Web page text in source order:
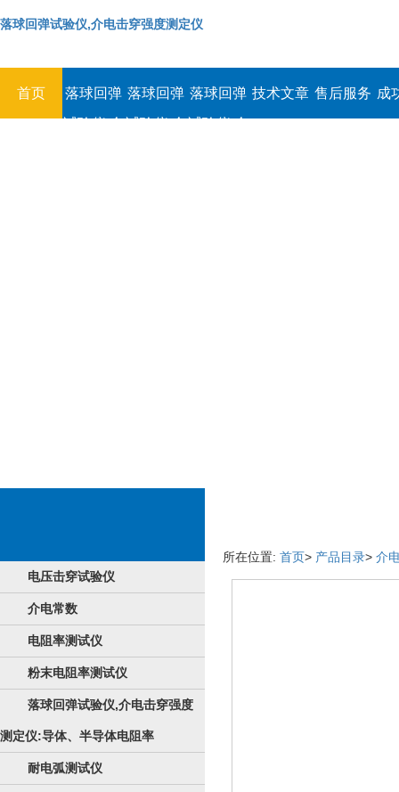
落球回弹试验仪,介电击穿强度测定仪
首页
落球回弹
试验仪,介
落球回弹
试验仪,介
落球回弹
试验仪,介
技术文章 售后服务 成
电压击穿试验仪
介电常数
电阻率测试仪
粉末电阻率测试仪
落球回弹试验仪,介电击穿强度
测定仪:导体、半导体电阻率
耐电弧测试仪
所在位置: 首页> 产品目录> 介